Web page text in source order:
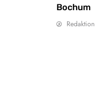
Bochum
Redaktion